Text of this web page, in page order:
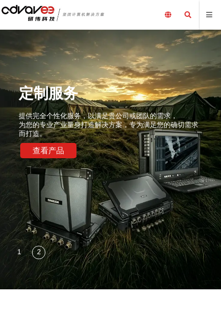
定制服务
提供完全个性化服务，以满足贵公司或团队的需求，
为您的专业产业量身打造解决方案，专为满足您的确切需求
而打造。
查看产品